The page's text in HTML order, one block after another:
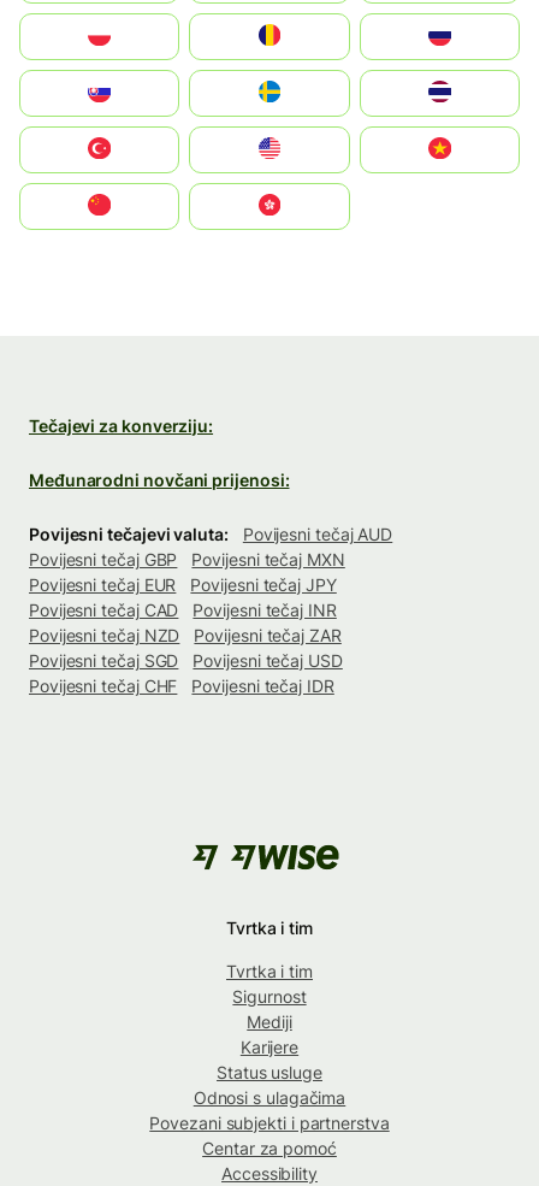
United States
中國香港特別行政區
Tečajevi za konverziju:
Međunarodni novčani prijenosi:
Povijesni tečajevi valuta:
Povijesni tečaj AUD
Povijesni tečaj GBP
Povijesni tečaj MXN
Povijesni tečaj EUR
Povijesni tečaj JPY
Povijesni tečaj CAD
Povijesni tečaj INR
Povijesni tečaj NZD
Povijesni tečaj ZAR
Povijesni tečaj SGD
Povijesni tečaj USD
Povijesni tečaj CHF
Povijesni tečaj IDR
Tvrtka i tim
Tvrtka i tim
Sigurnost
Mediji
Karijere
Status usluge
Odnosi s ulagačima
Povezani subjekti i partnerstva
Centar za pomoć
Accessibility